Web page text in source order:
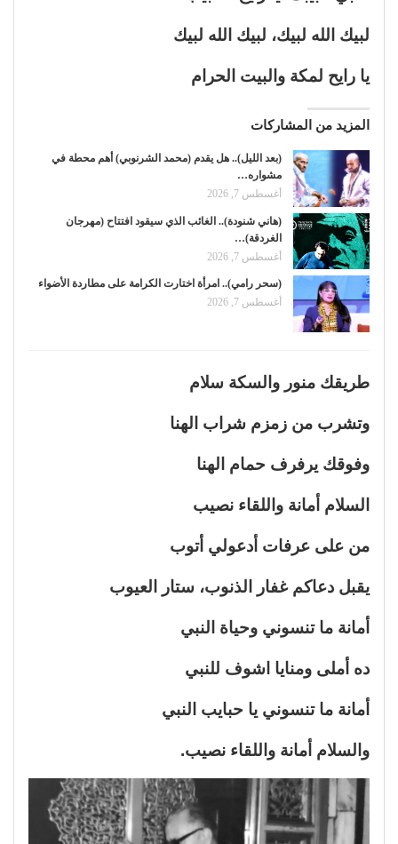
لبيك الله لبيك، لبيك الله لبيك
يا رايح لمكة والبيت الحرام
المزيد من المشاركات
(بعد الليل).. هل يقدم (محمد الشرنوبي) أهم محطة في
مشواره…
أغسطس 7, 2026
(هاني شنودة).. الغائب الذي سيقود افتتاح (مهرجان
الغردقة)…
أغسطس 7, 2026
(سحر رامي).. امرأة اختارت الكرامة على مطاردة الأضواء
أغسطس 7, 2026
طريقك منور والسكة سلام
وتشرب من زمزم شراب الهنا
وفوقك يرفرف حمام الهنا
السلام أمانة واللقاء نصيب
من على عرفات أدعولي أتوب
يقبل دعاكم غفار الذنوب، ستار العيوب
أمانة ما تنسوني وحياة النبي
ده أملى ومنايا اشوف للنبي
أمانة ما تنسوني يا حبايب النبي
والسلام أمانة واللقاء نصيب.